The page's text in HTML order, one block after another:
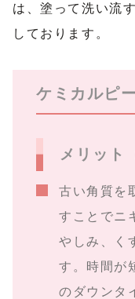
は、塗って洗い流
しております。
ケミカルピ
メリット
古い角質を
すことでニ
やしみ、く
す。時間が
のダウンタ